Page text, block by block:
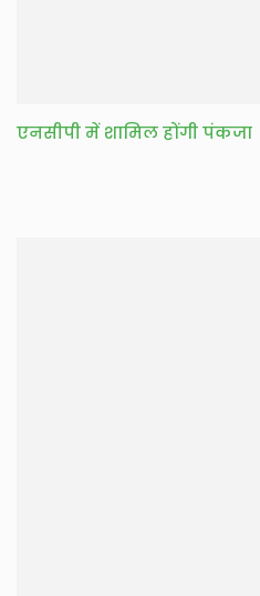
एनसीपी में शामिल होंगी पंकजा